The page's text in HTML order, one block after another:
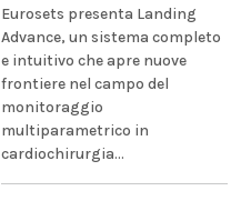
Eurosets presenta Landing
Advance, un sistema completo
e intuitivo che apre nuove
frontiere nel campo del
monitoraggio
multiparametrico in
cardiochirurgia...